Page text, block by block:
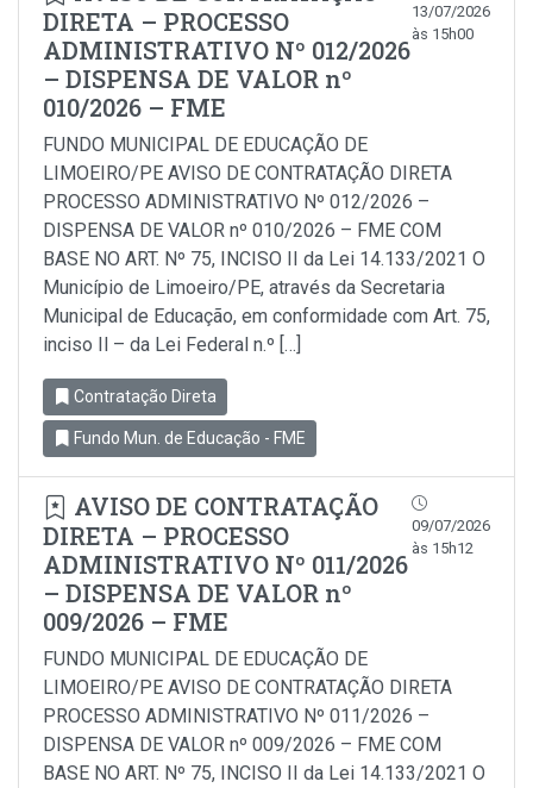
DIRETA – PROCESSO
ADMINISTRATIVO Nº 012/2026
– DISPENSA DE VALOR nº
010/2026 – FME
13/07/2026
às 15h00
FUNDO MUNICIPAL DE EDUCAÇÃO DE
LIMOEIRO/PE AVISO DE CONTRATAÇÃO DIRETA
PROCESSO ADMINISTRATIVO Nº 012/2026 –
DISPENSA DE VALOR nº 010/2026 – FME COM
BASE NO ART. Nº 75, INCISO II da Lei 14.133/2021 O
Município de Limoeiro/PE, através da Secretaria
Municipal de Educação, em conformidade com Art. 75,
inciso Il – da Lei Federal n.º […]
Contratação Direta
Fundo Mun. de Educação - FME
AVISO DE CONTRATAÇÃO
DIRETA – PROCESSO
ADMINISTRATIVO Nº 011/2026
– DISPENSA DE VALOR nº
009/2026 – FME
09/07/2026
às 15h12
FUNDO MUNICIPAL DE EDUCAÇÃO DE
LIMOEIRO/PE AVISO DE CONTRATAÇÃO DIRETA
PROCESSO ADMINISTRATIVO Nº 011/2026 –
DISPENSA DE VALOR nº 009/2026 – FME COM
BASE NO ART. Nº 75, INCISO II da Lei 14.133/2021 O